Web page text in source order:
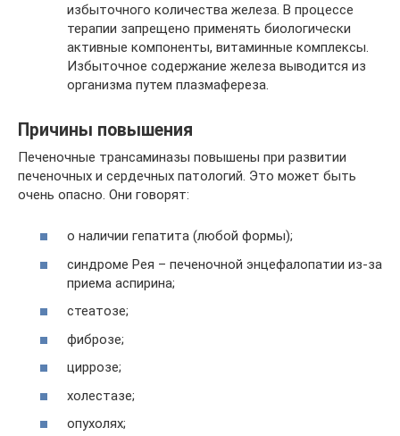
избыточного количества железа. В процессе
терапии запрещено применять биологически
активные компоненты, витаминные комплексы.
Избыточное содержание железа выводится из
организма путем плазмафереза.
Причины повышения
Печеночные трансаминазы повышены при развитии
печеночных и сердечных патологий. Это может быть
очень опасно. Они говорят:
о наличии гепатита (любой формы);
синдроме Рея – печеночной энцефалопатии из-за
приема аспирина;
стеатозе;
фиброзе;
циррозе;
холестазе;
опухолях;